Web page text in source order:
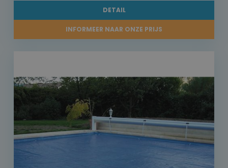
DETAIL
INFORMEER NAAR ONZE PRIJS